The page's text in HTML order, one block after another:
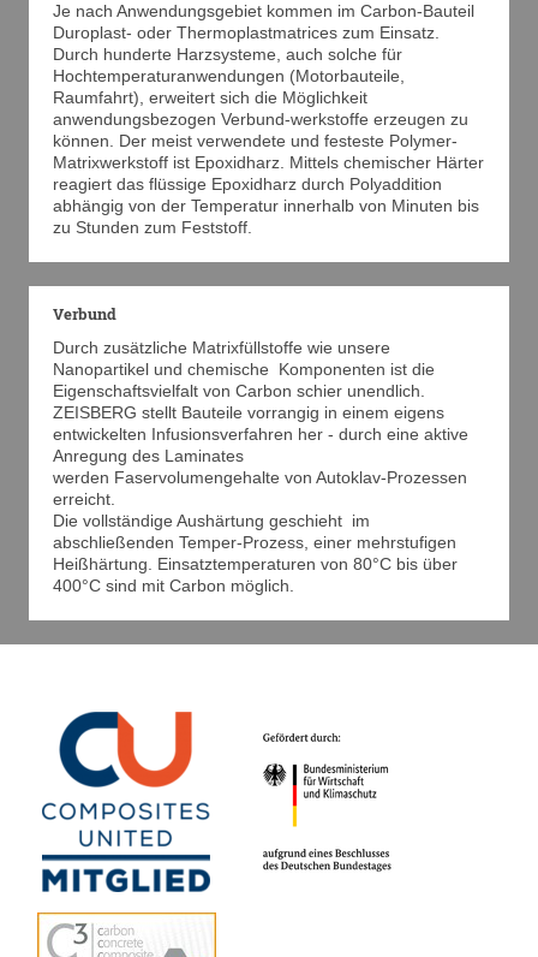
Je nach Anwendungsgebiet kommen im Carbon-Bauteil
Duroplast- oder Thermoplastmatrices zum Einsatz.
Durch hunderte Harzsysteme, auch solche für
Hochtemperaturanwendungen (Motorbauteile,
Raumfahrt), erweitert sich die Möglichkeit
anwendungsbezogen Verbund-werkstoffe erzeugen zu
können. Der meist verwendete und festeste Polymer-
Matrixwerkstoff ist Epoxidharz. Mittels chemischer Härter
reagiert das flüssige Epoxidharz durch Polyaddition
abhängig von der Temperatur innerhalb von Minuten bis
zu Stunden zum Feststoff.
Verbund
Durch zusätzliche Matrixfüllstoffe wie unsere
Nanopartikel und chemische Komponenten ist die
Eigenschaftsvielfalt von Carbon schier unendlich.
ZEISBERG stellt Bauteile vorrangig in einem eigens
entwickelten Infusionsverfahren her - durch eine aktive
Anregung des Laminates
werden Faservolumengehalte von Autoklav-Prozessen
erreicht.
Die vollständige Aushärtung geschieht im
abschließenden Temper-Prozess, einer mehrstufigen
Heißhärtung. Einsatztemperaturen von 80°C bis über
400°C sind mit Carbon möglich.